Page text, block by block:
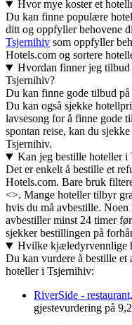
Hvor mye koster et
Du kan finne populære
ditt og oppfyller behovene
Tsjernihiv som oppfyller
Hotels.com og sortere
Hvordan finner jeg tilbud
Tsjernihiv?
Du kan finne gode tilbud
Du kan også sjekke
lavsesong for å finne gode
spontan reise, kan du
Tsjernihiv.
Kan jeg bestille hoteller i
Det er enkelt å bestille et
Hotels.com. Bare bruk
<>. Mange hoteller tilbyr
hvis du må avbestille.
avbestiller minst 24 timer
sjekker bestillingen på
Hvilke kjæledyrvennlige
Du kan vurdere å bestille
hoteller i Tsjernihiv:
RiverSide -
gjestevurdering på